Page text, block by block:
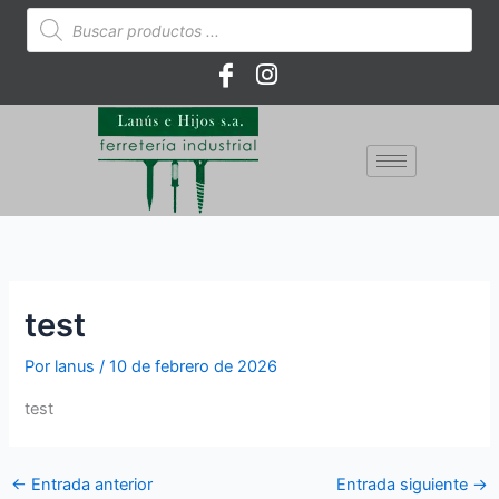
Búsqueda
de
productos
test
Por lanus/10 de febrero de 2026
test
← Entrada anterior Entrada siguiente →